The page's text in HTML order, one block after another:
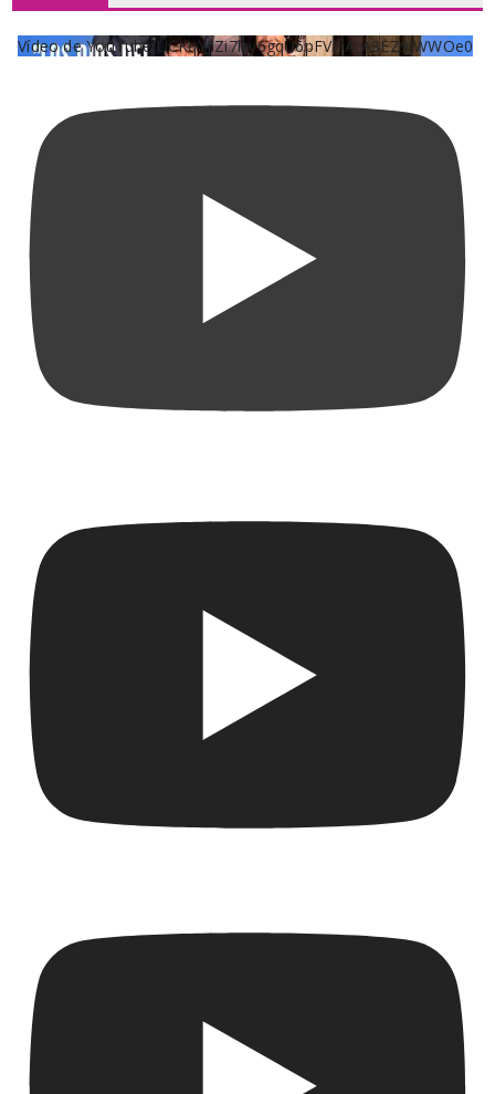
Vídeo de YouTube UCKqYjiZi7lzy6gqU6pFVFiA_A3EZ9JWWOe0